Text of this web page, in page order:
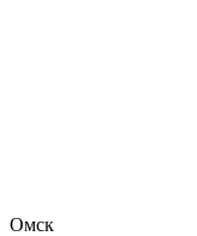
Омск